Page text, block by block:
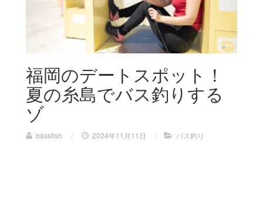
福岡のデートスポット！
夏の糸島でバス釣りする
ゾ
bassfish / 2024年11月11日 / バス釣り